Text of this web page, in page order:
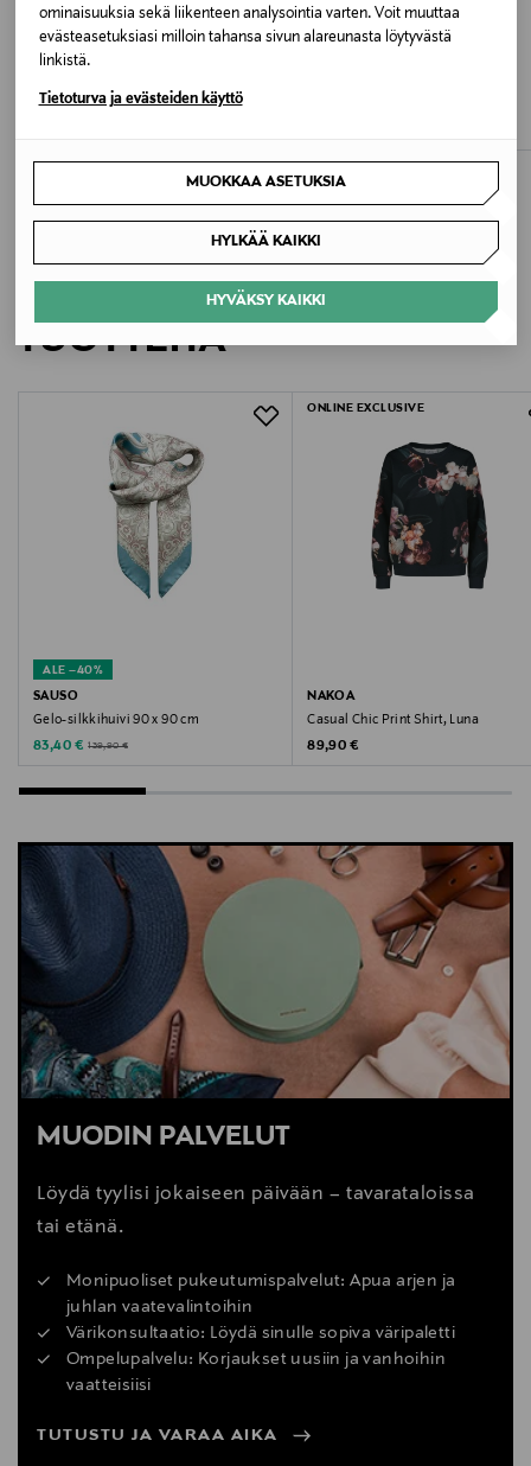
ominaisuuksia sekä liikenteen analysointia varten. Voit muuttaa
evästeasetuksiasi milloin tahansa sivun alareunasta löytyvästä
linkistä.
Tietoturva ja evästeiden käyttö
MUOKKAA ASETUKSIA
HYLKÄÄ KAIKKI
HYVÄKSY KAIKKI
Kankaalla GOTS-sertifikaatti
Konepesu
Pesulämpötila
SECRET LILY
Valmistaja
NAKOA OY
Kärnäntie 2, 90830 Haukipudas, Finland
Digitaalinen osoite
hello@nakoa.fi
Vera Blouse, Ballet of Blossoms
LISÄÄ KIINNOSTAVIA
TUOTTEITA
ALE –40%
SAUSO
Gelo-silkkihuivi 90 x 90 cm
Discounted Price
83,40 € Original Price
139,90 €
ONLINE EXCLUSIVE
NAKOA
Casual Chic Print Shirt, Luna
Original Price
89,90 €
MUODIN PALVELUT
Löydä tyylisi jokaiseen päivään – tavarataloissa
tai etänä.
Monipuoliset pukeutumispalvelut: Apua arjen ja
juhlan vaatevalintoihin
Värikonsultaatio: Löydä sinulle sopiva väripaletti
Ompelupalvelu: Korjaukset uusiin ja vanhoihin
vaatteisiisi
TUTUSTU JA VARAA AIKA